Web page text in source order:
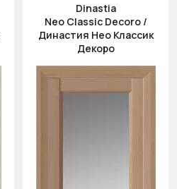
Dinastia
Neo Classic Decoro /
Династия Нео Классик
Декоро